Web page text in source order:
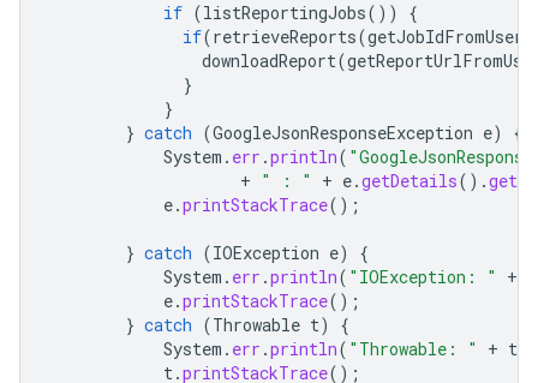
if (listReportingJobs())
{
if(retrieveReports(getJobIdFromUser
downloadReport(
}
}
} catch (GoogleJsonResponseException e)
{
System . err .println(
+ " : " + e.getDetails().
e.printStackTrace();
} catch (IOException e)
{
System . err .println( "IOException: " +
e.printStackTrace();
} catch (Throwable t)
{
System . err .println( "Throwable: " + t
t.printStackTrace();